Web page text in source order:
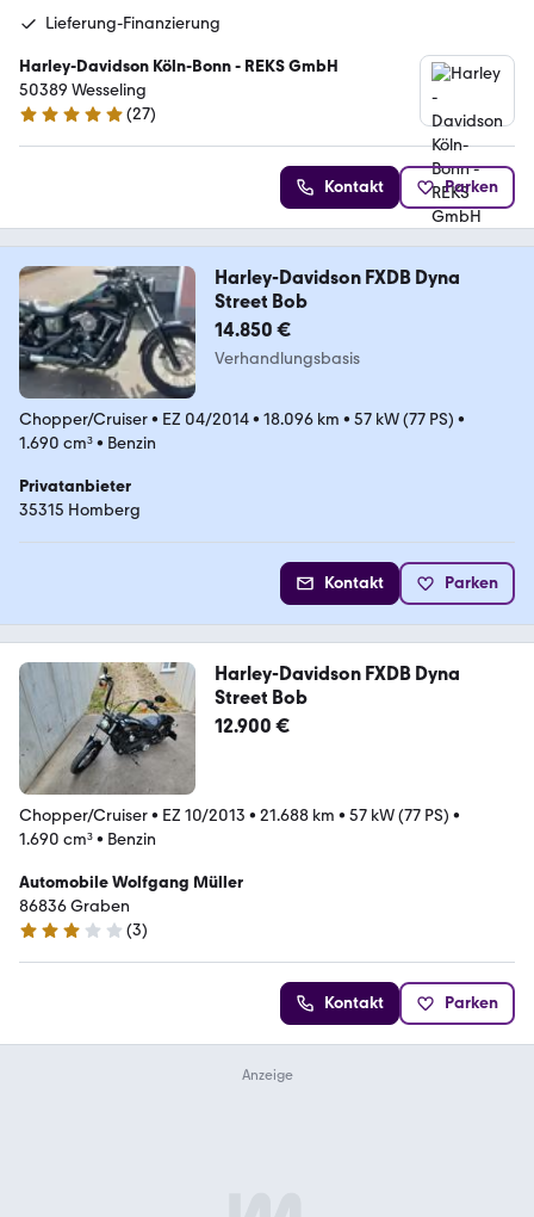
Lieferung-Finanzierung
Harley-Davidson Köln-Bonn - REKS GmbH
50389 Wesseling
4.8 Sterne
(27)
Kontakt Parken
Harley-Davidson FXDB Dyna
Street Bob
14.850 €
Verhandlungsbasis
Chopper/Cruiser• EZ 04/2014• 18.096 km • 57 kW (77 PS) •
1.690 cm³• Benzin
Privatanbieter
35315 Homberg
Kontakt Parken
Harley-Davidson FXDB Dyna
Street Bob
12.900 €
Chopper/Cruiser• EZ 10/2013 • 21.688 km • 57 kW (77 PS) •
1.690 cm³• Benzin
Automobile Wolfgang Müller
86836 Graben
3 Sterne
(3)
Kontakt Parken